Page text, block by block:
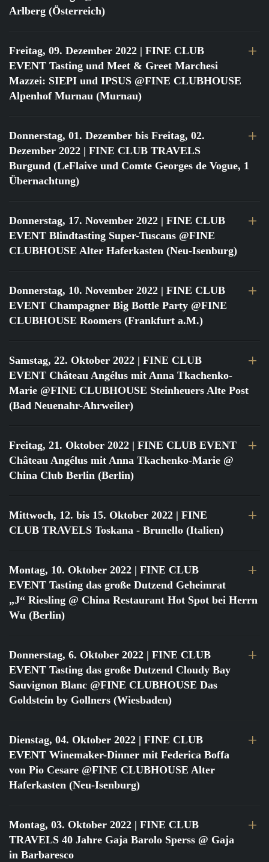
Arlberg (Österreich)
Freitag, 09. Dezember 2022 | FINE CLUB
EVENT Tasting und Meet & Greet Marchesi
Mazzei: SIEPI und IPSUS @FINE CLUBHOUSE
Alpenhof Murnau (Murnau)
Donnerstag, 01. Dezember bis Freitag, 02.
Dezember 2022 | FINE CLUB TRAVELS
Burgund (LeFlaive und Comte Georges de Vogue, 1
Übernachtung)
Donnerstag, 17. November 2022 | FINE CLUB
EVENT Blindtasting Super-Tuscans @FINE
CLUBHOUSE Alter Haferkasten (Neu-Isenburg)
Donnerstag, 10. November 2022 | FINE CLUB
EVENT Champagner Big Bottle Party @FINE
CLUBHOUSE Roomers (Frankfurt a.M.)
Samstag, 22. Oktober 2022 | FINE CLUB
EVENT Château Angélus mit Anna Tkachenko-
Marie @FINE CLUBHOUSE Steinheuers Alte Post
(Bad Neuenahr-Ahrweiler)
Freitag, 21. Oktober 2022 | FINE CLUB EVENT
Château Angélus mit Anna Tkachenko-Marie @
China Club Berlin (Berlin)
Mittwoch, 12. bis 15. Oktober 2022 | FINE
CLUB TRAVELS Toskana - Brunello (Italien)
Montag, 10. Oktober 2022 | FINE CLUB
EVENT Tasting das große Dutzend Geheimrat
„J“ Riesling @ China Restaurant Hot Spot bei Herrn
Wu (Berlin)
Donnerstag, 6. Oktober 2022 | FINE CLUB
EVENT Tasting das große Dutzend Cloudy Bay
Sauvignon Blanc @FINE CLUBHOUSE Das
Goldstein by Gollners (Wiesbaden)
Dienstag, 04. Oktober 2022 | FINE CLUB
EVENT Winemaker-Dinner mit Federica Boffa
von Pio Cesare @FINE CLUBHOUSE Alter
Haferkasten (Neu-Isenburg)
Montag, 03. Oktober 2022 | FINE CLUB
TRAVELS 40 Jahre Gaja Barolo Sperss @ Gaja
in Barbaresco